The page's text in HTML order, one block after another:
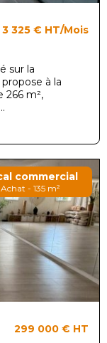
3 325 € HT/Mois
sur la
à la
266 m²,
commercial
Achat - 135 m²
299 000 € HT